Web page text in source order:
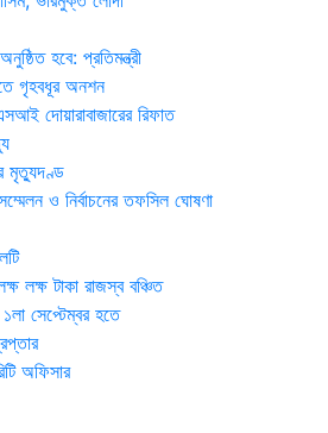
হবে: প্রতিমন্ত্রী
গৃহবধূর অনশন
দোয়ারাবাজারের রিফাত
মৃত্যুদণ্ড
ও নির্বাচনের তফসিল ঘোষণা
লক্ষ টাকা রাজস্ব বঞ্চিত
১লা সেপ্টেম্বর হতে
অফিসার